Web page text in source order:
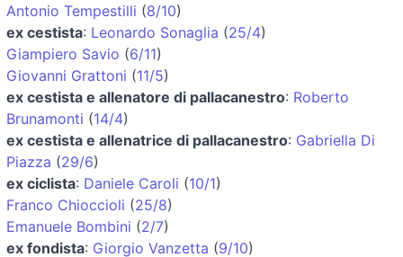
Antonio Tempestilli (8/10)
ex cestista: Leonardo Sonaglia (25/4)
Giampiero Savio (6/11)
Giovanni Grattoni (11/5)
ex cestista e allenatore di pallacanestro: Roberto
Brunamonti (14/4)
ex cestista e allenatrice di pallacanestro: Gabriella Di
Piazza (29/6)
ex ciclista: Daniele Caroli (10/1)
Franco Chioccioli (25/8)
Emanuele Bombini (2/7)
ex fondista: Giorgio Vanzetta (9/10)